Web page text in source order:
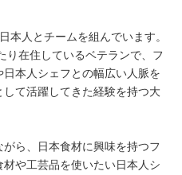
本人とチームを組んでいます。
り在住しているベテランで、フ
本人シェフとの幅広い人脈を
て活躍してきた経験を持つ大
ら、日本食材に興味を持つフ
や工芸品を使いたい日本人シ